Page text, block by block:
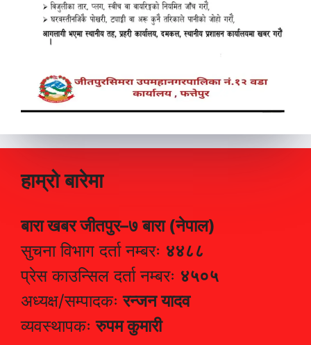
हाम्रो बारेमा
बारा खबर जीतपुर–७ बारा (नेपाल)
सुचना विभाग दर्ता नम्बरः ४४८८
प्रेस काउन्सिल दर्ता नम्बरः ४५०५
अध्यक्ष/सम्पादकःरन्जन यादव
व्यवस्थापकःरुपम कुमारी